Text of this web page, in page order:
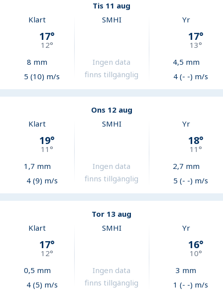
Tis 11 aug
Klart
17°
12°
8 mm
5 (10) m/s
SMHI
Ingen data
finns tillgänglig
Yr
17°
13°
4,5 mm
4 (- -) m/s
Ons 12 aug
Klart
19°
11°
1,7 mm
4 (9) m/s
SMHI
Ingen data
finns tillgänglig
Yr
18°
11°
2,7 mm
5 (- -) m/s
Tor 13 aug
Klart
17°
12°
0,5 mm
4 (5) m/s
SMHI
Ingen data
finns tillgänglig
Yr
16°
10°
3 mm
1 (- -) m/s